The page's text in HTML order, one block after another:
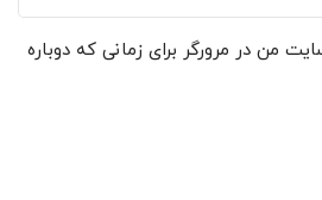
من در مرورگر برای زمانی که دوباره